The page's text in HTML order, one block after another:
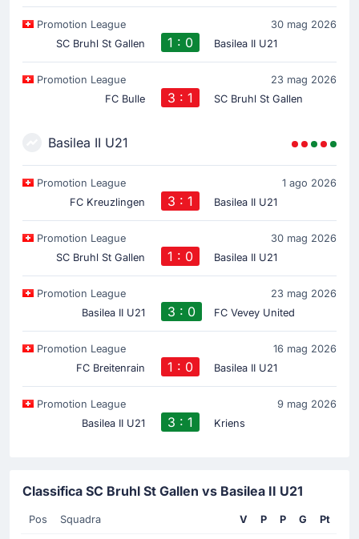
Promotion League
30 mag 2026
SC Bruhl St Gallen
1 : 0 Basilea II U21
Promotion League
23 mag 2026
FC Bulle
3 : 1 SC Bruhl St Gallen
Basilea II U21
Promotion League
1 ago 2026
FC Kreuzlingen
3 : 1 Basilea II U21
Promotion League
30 mag 2026
SC Bruhl St Gallen
1 : 0 Basilea II U21
Promotion League
23 mag 2026
Basilea II U21
3 : 0 FC Vevey United
Promotion League
16 mag 2026
FC Breitenrain
1 : 0 Basilea II U21
Promotion League
9 mag 2026
Basilea II U21
3 : 1 Kriens
Classifica SC Bruhl St Gallen vs Basilea II U21
Pos Squadra V P P G Pt